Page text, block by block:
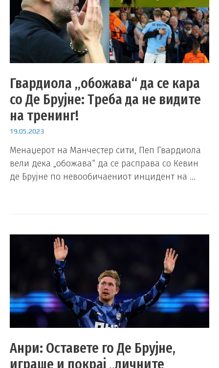
Гвардиола „обожава“ да се кара
со Де Брујне: Треба да не видите
на тренинг!
19.05.2023
Менаџерот на Манчестер сити, Пеп Гвардиола
вели дека „обожава“ да се расправа со Кевин
де Брујне по невообичаениот инцидент на …
Анри: Оставете го Де Брујне,
играше и покрај „личните